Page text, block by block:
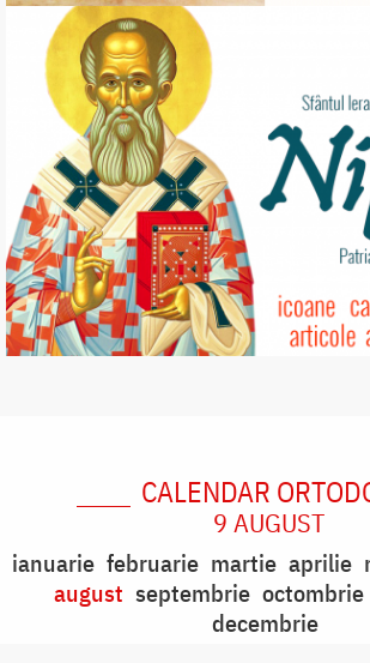
CALENDAR
9 AUGUST
ianuarie februarie martie aprilie
august septembrie octombrie
decembrie